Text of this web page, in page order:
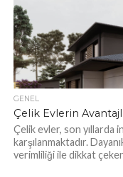
GENEL
Çelik Evlerin
Çelik evler, son yıllarda
karşılanmaktadır.
verimliliği ile dikkat